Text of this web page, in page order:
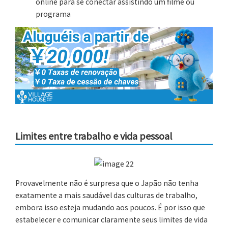
programa
Limites entre trabalho e vida pessoal
Provavelmente não é surpresa que o Japão não tenha
exatamente a mais saudável das culturas de trabalho,
embora isso esteja mudando aos poucos. É por isso que
estabelecer e comunicar claramente seus limites de vida